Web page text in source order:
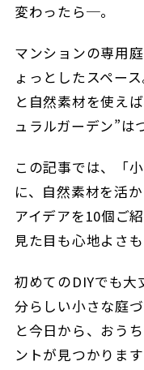
変わったら─。
マンションの専用
ょっとしたスペー
と自然素材を使え
ュラルガーデン”は
この記事では、「
に、自然素材を活
アイデアを10個ご
見た目も心地よさ
初めてのDIYでも大
分らしい小さな庭
と今日から、おう
ントが見つかります